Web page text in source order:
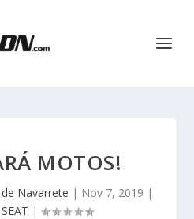
MOTOS!
Navarrete | Nov 7, 2019 |
SEAT |